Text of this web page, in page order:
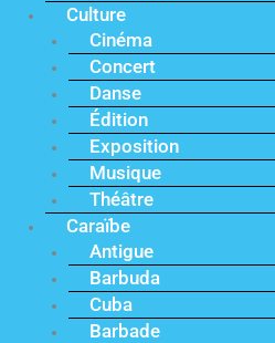
Culture
Cinéma
Concert
Danse
Édition
Exposition
Musique
Théâtre
Caraïbe
Antigue
Barbuda
Cuba
Barbade